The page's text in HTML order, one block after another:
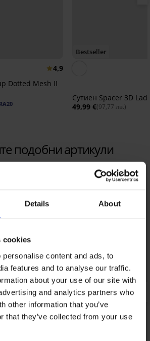
Details About
cookies
content and ads, to
features and to analyse our traffic.
about your use of our site with
and analytics partners who
other information that you’ve
that they’ve collected from your use
4,9
Dotted Mesh II
Bestseller
Сутиен Spacer 3D
49,99 €(97,77 лв.)
подобни артикули